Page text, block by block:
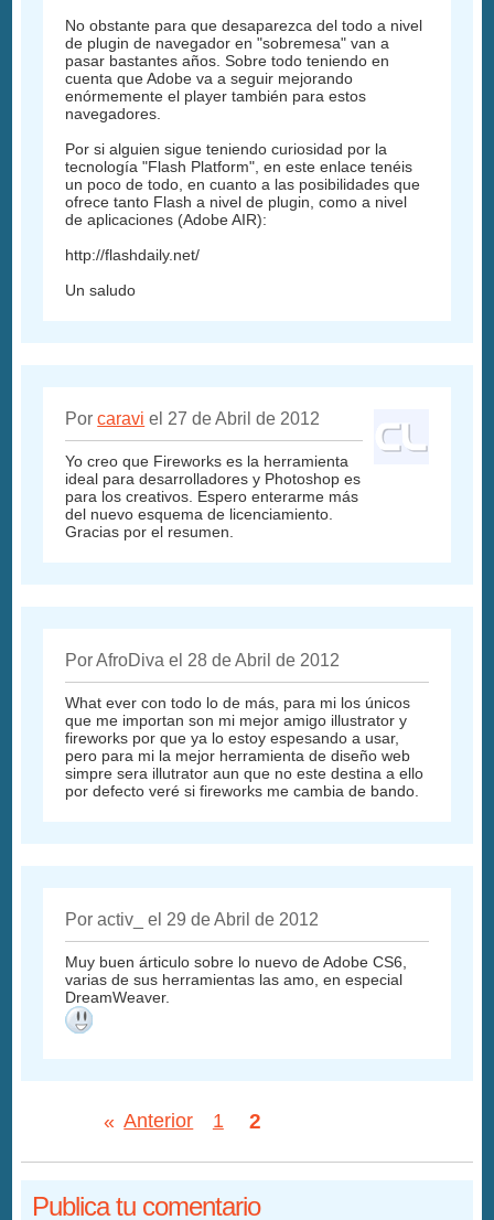
No obstante para que desaparezca del todo a nivel
de plugin de navegador en "sobremesa" van a
pasar bastantes años. Sobre todo teniendo en
cuenta que Adobe va a seguir mejorando
enórmemente el player también para estos
navegadores.
Por si alguien sigue teniendo curiosidad por la
tecnología "Flash Platform", en este enlace tenéis
un poco de todo, en cuanto a las posibilidades que
ofrece tanto Flash a nivel de plugin, como a nivel
de aplicaciones (Adobe AIR):
http://flashdaily.net/
Un saludo
Porcaravi el 27 de Abril de 2012
Yo creo que Fireworks es la herramienta
ideal para desarrolladores y Photoshop es
para los creativos. Espero enterarme más
del nuevo esquema de licenciamiento.
Gracias por el resumen.
Por AfroDiva el 28 de Abril de 2012
What ever con todo lo de más, para mi los únicos
que me importan son mi mejor amigo illustrator y
fireworks por que ya lo estoy espesando a usar,
pero para mi la mejor herramienta de diseño web
simpre sera illutrator aun que no este destina a ello
por defecto veré si fireworks me cambia de bando.
Por activ_ el 29 de Abril de 2012
Muy buen árticulo sobre lo nuevo de Adobe CS6,
varias de sus herramientas las amo, en especial
DreamWeaver.
« Anterior 1 2
Publica tu comentario